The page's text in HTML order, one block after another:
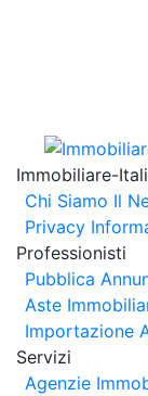
Immobiliare-
Chi Siamo Il
Privacy
Professionisti
Pubblica
Aste
Importazione
Servizi
Agenzie